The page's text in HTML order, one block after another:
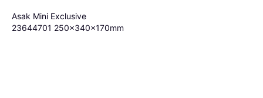
Asak Mini Exclusive
23644701 250x340x170mm